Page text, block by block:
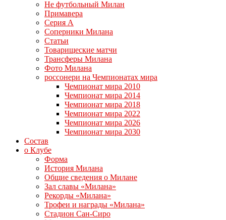
Не футбольный Милан
Примавера
Серия А
Соперники Милана
Статьи
Товарищеские матчи
Трансферы Милана
Фото Милана
россонери на Чемпионатах мира
Чемпионат мира 2010
Чемпионат мира 2014
Чемпионат мира 2018
Чемпионат мира 2022
Чемпионат мира 2026
Чемпионат мира 2030
Состав
о Клубе
Форма
История Милана
Общие сведения о Милане
Зал славы «Милана»
Рекорды «Милана»
Трофеи и награды «Милана»
Стадион Сан-Сиро